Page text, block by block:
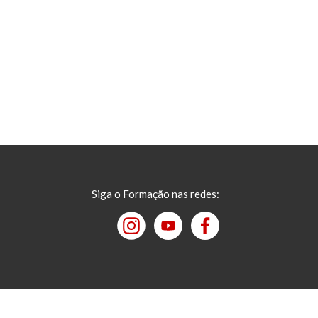
Siga o Formação nas redes: